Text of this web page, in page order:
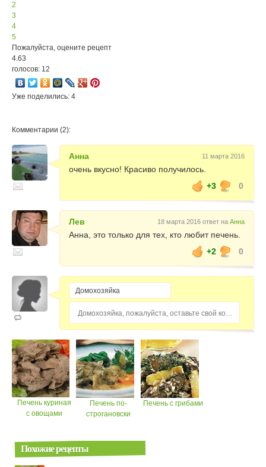
2
3
4
5
Пожалуйста, оцените рецепт
4.63
голосов: 12
Уже поделились: 4
Комментарии (2):
Анна 11 марта 2016
очень вкусно! Красиво получилось.
+3
0
Лев 18 марта 2016 ответ на Анна
Анна, это только для тех, кто любит печень.
+2
0
Домохозяйка, пожалуйста, оставьте свой комментарий...
Печень куриная
с овощами
Печень по-
строгановски
Печень с грибами
Похожие рецепты